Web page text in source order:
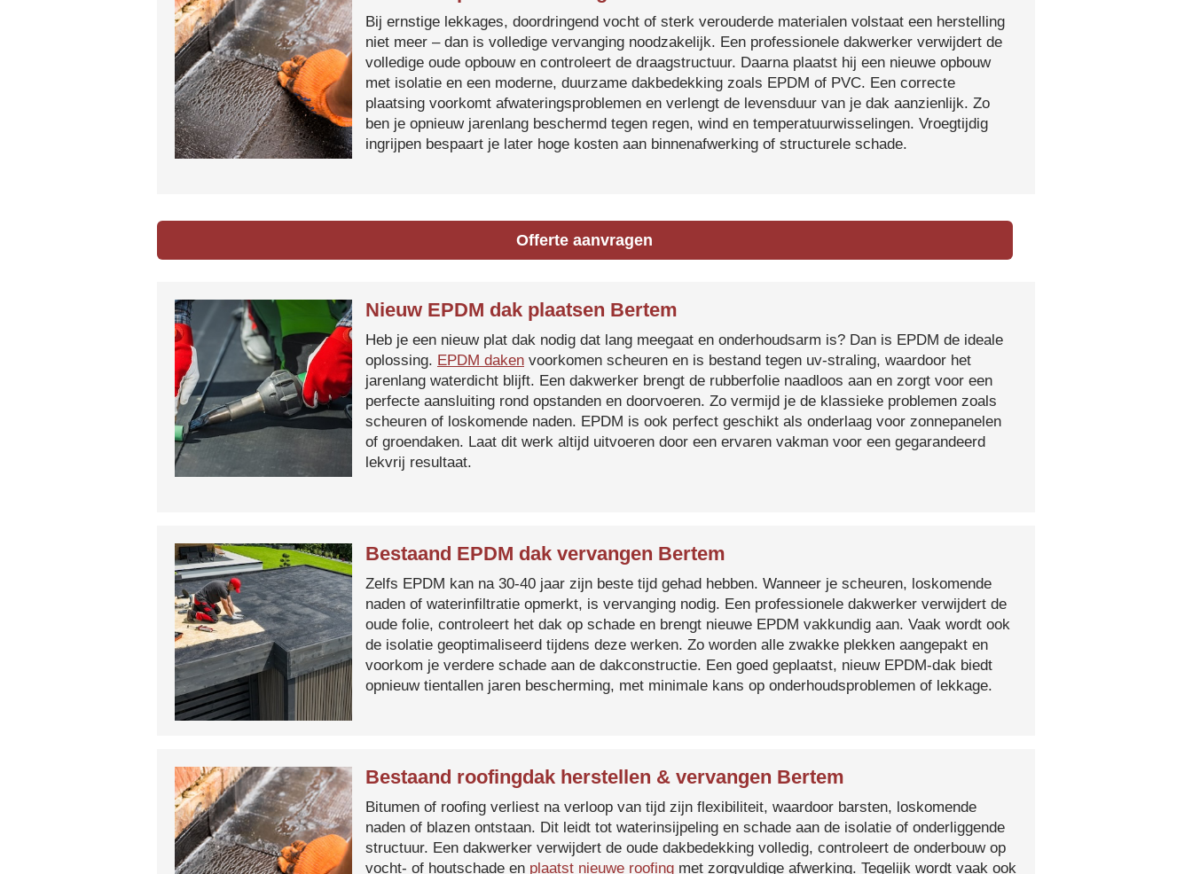
Bij ernstige lekkages, doordringend vocht of sterk verouderde materialen volstaat een herstelling
niet meer – dan is volledige vervanging noodzakelijk. Een professionele dakwerker verwijdert de
volledige oude opbouw en controleert de draagstructuur. Daarna plaatst hij een nieuwe opbouw
met isolatie en een moderne, duurzame dakbedekking zoals EPDM of PVC. Een correcte
plaatsing voorkomt afwateringsproblemen en verlengt de levensduur van je dak aanzienlijk. Zo
ben je opnieuw jarenlang beschermd tegen regen, wind en temperatuurwisselingen. Vroegtijdig
ingrijpen bespaart je later hoge kosten aan binnenafwerking of structurele schade.
Offerte aanvragen
Nieuw EPDM dak plaatsen Bertem
Heb je een nieuw plat dak nodig dat lang meegaat en onderhoudsarm is? Dan is EPDM de ideale
oplossing. EPDM daken voorkomen scheuren en is bestand tegen uv-straling, waardoor het
jarenlang waterdicht blijft. Een dakwerker brengt de rubberfolie naadloos aan en zorgt voor een
perfecte aansluiting rond opstanden en doorvoeren. Zo vermijd je de klassieke problemen zoals
scheuren of loskomende naden. EPDM is ook perfect geschikt als onderlaag voor zonnepanelen
of groendaken. Laat dit werk altijd uitvoeren door een ervaren vakman voor een gegarandeerd
lekvrij resultaat.
Bestaand EPDM dak vervangen Bertem
Zelfs EPDM kan na 30-40 jaar zijn beste tijd gehad hebben. Wanneer je scheuren, loskomende
naden of waterinfiltratie opmerkt, is vervanging nodig. Een professionele dakwerker verwijdert de
oude folie, controleert het dak op schade en brengt nieuwe EPDM vakkundig aan. Vaak wordt ook
de isolatie geoptimaliseerd tijdens deze werken. Zo worden alle zwakke plekken aangepakt en
voorkom je verdere schade aan de dakconstructie. Een goed geplaatst, nieuw EPDM-dak biedt
opnieuw tientallen jaren bescherming, met minimale kans op onderhoudsproblemen of lekkage.
Bestaand roofingdak herstellen & vervangen Bertem
Bitumen of roofing verliest na verloop van tijd zijn flexibiliteit, waardoor barsten, loskomende
naden of blazen ontstaan. Dit leidt tot waterinsijpeling en schade aan de isolatie of onderliggende
structuur. Een dakwerker verwijdert de oude dakbedekking volledig, controleert de onderbouw op
vocht- of houtschade en plaatst nieuwe roofing met zorgvuldige afwerking. Tegelijk wordt vaak ook